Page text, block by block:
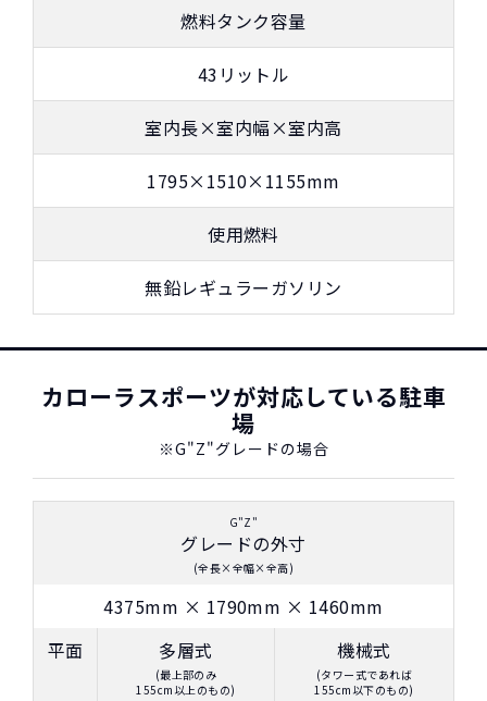
NORIDOKIが提案するカーライフ
おクルマの乗換えは、多額の費用が発生するため、短
期でカンタンに乗換えるのが難しくなります。
たとえ、数年で飽きてしまっても、故障が多発するま
で乗り続けている方は多いのではないでしょうか？
燃料タンク容量
43リットル
室内長×室内幅×室内高
1795×1510×1155mm
使用燃料
無鉛レギュラーガソリン
カローラスポーツが対応している駐車
場
※G"Z"グレードの場合
G"Z"
グレードの外寸
(全長×全幅×全高)
4375mm × 1790mm × 1460mm
平面
多層式
(最上部のみ
155cm以上のもの)
機械式
(タワー式であれば
155cm以下のもの)